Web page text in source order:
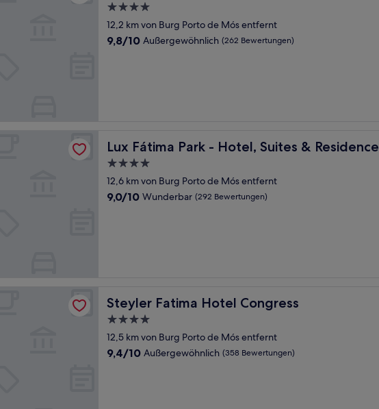
4.0-
Sterne-
Unterkunft
12,2 km von Burg Porto de Mós entfernt
9.8
9,8/10 Außergewöhnlich (262 Bewertungen)
Lux Fátima Park - Hotel, Suites & Residence
Lux Fátima Park - Hotel, Suites & Residence
4.0-
Sterne-
Unterkunft
12,6 km von Burg Porto de Mós entfernt
9.0
9,0/10 Wunderbar (292 Bewertungen)
Steyler Fatima Hotel Congress
Steyler Fatima Hotel Congress
4.0-
Sterne-
Unterkunft
12,5 km von Burg Porto de Mós entfernt
9.4
9,4/10 Außergewöhnlich (358 Bewertungen)